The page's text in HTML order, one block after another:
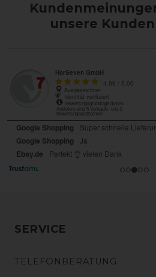
unsere
SERVICE
TELEFONBERATUNG